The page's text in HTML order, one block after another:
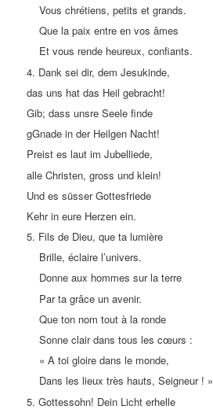
Vous chrétiens, petits et grands.
Que la paix entre en vos âmes
Et vous rende heureux, confiants.
4. Dank sei dir, dem Jesukinde,
das uns hat das Heil gebracht!
Gib; dass unsre Seele finde
gGnade in der Heilgen Nacht!
Preist es laut im Jubelliede,
alle Christen, gross und klein!
Und es süsser Gottesfriede
Kehr in eure Herzen ein.
5. Fils de Dieu, que ta lumière
Brille, éclaire l’univers.
Donne aux hommes sur la terre
Par ta grâce un avenir.
Que ton nom tout à la ronde
Sonne clair dans tous les cœurs :
« A toi gloire dans le monde,
Dans les lieux très hauts, Seigneur ! »
5. Gottessohn! Dein Licht erhelle